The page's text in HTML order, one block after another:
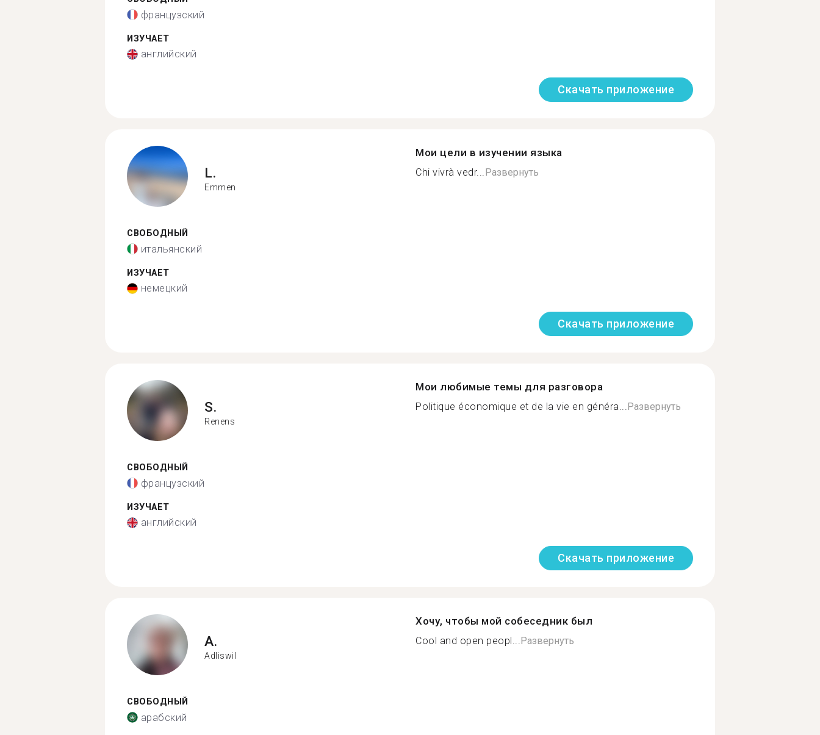
французский
ИЗУЧАЕТ
английский
Скачать приложение
L.
Emmen
СВОБОДНЫЙ
итальянский
ИЗУЧАЕТ
немецкий
Мои цели в изучении языка
Chi vivrà vedr...Развернуть
Скачать приложение
S.
Renens
СВОБОДНЫЙ
французский
ИЗУЧАЕТ
английский
Мои любимые темы для разговора
Politique économique et de la vie en généra...Развернуть
Скачать приложение
A.
Adliswil
СВОБОДНЫЙ
арабский
Хочу, чтобы мой собеседник был
Cool and open peopl...Развернуть